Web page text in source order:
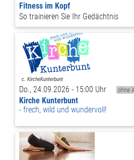
Fitness im Kopf
So trainieren Sie Ihr Gedächtnis
Do., 24.09.2026 - 15:00 Uhr ohne
Kirche Kunterbunt
frech, wild und wundervoll!